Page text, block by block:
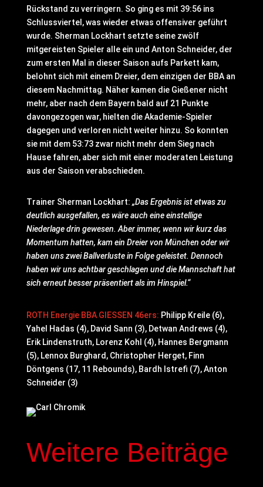
Rückstand zu verringern. So ging es mit 39:56 ins
Schlussviertel, was wieder etwas offensiver geführt
wurde. Sherman Lockhart setzte seine zwölf
mitgereisten Spieler alle ein und Anton Schneider, der
zum ersten Mal in dieser Saison aufs Parkett kam,
belohnt sich mit einem Dreier, dem einzigen der BBA an
diesem Nachmittag. Näher kamen die Gießener nicht
mehr, aber nach dem Bayern bald auf 21 Punkte
davongezogen war, hielten die Akademie-Spieler
dagegen und verloren nicht weiter hinzu. So konnten
sie mit dem 53:73 zwar nicht mehr dem Sieg nach
Hause fahren, aber sich mit einer moderaten Leistung
aus der Saison verabschieden.
Trainer Sherman Lockhart: „Das Ergebnis ist etwas zu
deutlich ausgefallen, es wäre auch eine einstellige
Niederlage drin gewesen. Aber immer, wenn wir kurz das
Momentum hatten, kam ein Dreier von München oder wir
haben uns zwei Ballverluste in Folge geleistet. Dennoch
haben wir uns achtbar geschlagen und die Mannschaft hat
sich erneut besser präsentiert als im Hinspiel.“
ROTH Energie BBA GIESSEN 46ers: Philipp Kreile (6),
Yahel Hadas (4), David Sann (3), Detwan Andrews (4),
Erik Lindenstruth, Lorenz Kohl (4), Hannes Bergmann
(5), Lennox Burghard, Christopher Herget, Finn
Döntgens (17, 11 Rebounds), Bardh Istrefi (7), Anton
Schneider (3)
Weitere Beiträge